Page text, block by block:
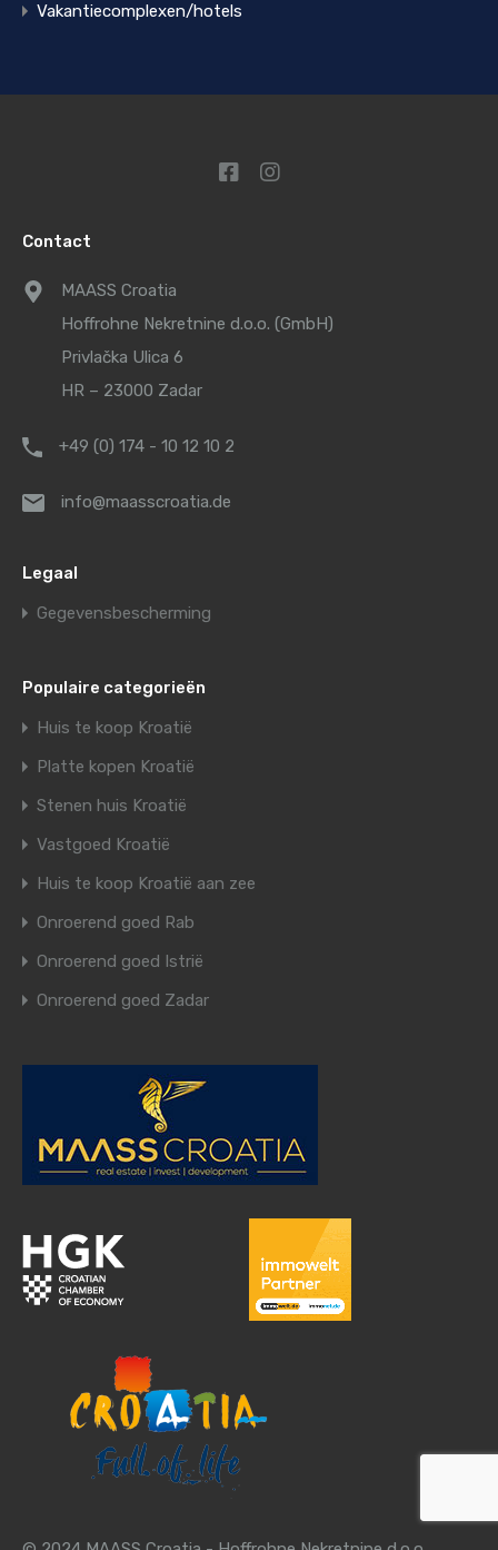
Vakantiecomplexen/hotels
Contact
MAASS Croatia
Hoffrohne Nekretnine d.o.o. (GmbH)
Privlačka Ulica 6
HR – 23000 Zadar
+49 (0) 174 - 10 12 10 2
info@maasscroatia.de
Legaal
Gegevensbescherming
Populaire categorieën
Huis te koop Kroatië
Platte kopen Kroatië
Stenen huis Kroatië
Vastgoed Kroatië
Huis te koop Kroatië aan zee
Onroerend goed Rab
Onroerend goed Istrië
Onroerend goed Zadar